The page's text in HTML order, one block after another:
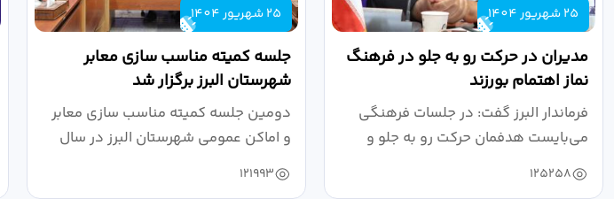
25 شهریور 1404
مدیران در حرکت رو به جلو در فرهنگ
نماز اهتمام بورزند
فرماندار البرز گفت: در جلسات فرهنگی
می‌بایست هدفمان حرکت رو به جلو و
دستیابی...
125258
25 شهریور 1404
جلسه کمیته مناسب سازی معابر
شهرستان البرز برگزار شد
دومین جلسه کمیته مناسب سازی معابر
و اماکن عمومی شهرستان البرز در سال
۱۴۰۴ به...
121993